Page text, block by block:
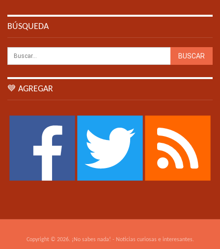
BÚSQUEDA
💙 AGREGAR
Copyright © 2026. ¡No sabes nada! - Noticias curiosas e interesantes.